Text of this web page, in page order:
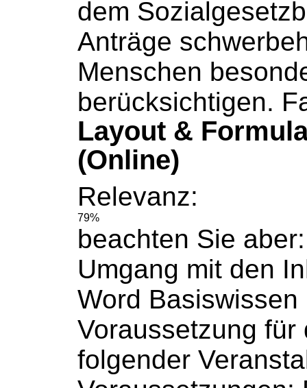
dem
Anträge
Menschen
berücksichtigen.
Layout &
(Online)
Relevanz:
79%
beachten Sie
Umgang mit den
Word Basiswissen
Voraussetzung
folgender